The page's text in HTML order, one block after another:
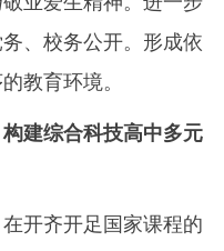
、校务公开。形成依
教育环境。
构建综合科技高中多元
开齐开足国家课程的